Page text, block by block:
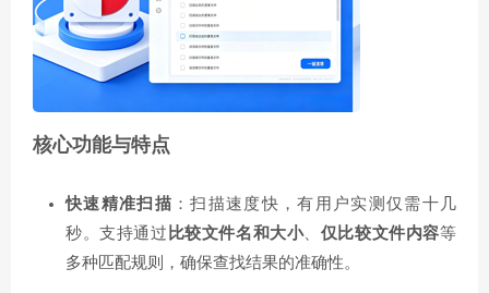
核心功能与特点
快速精准扫描 ：扫描速度快，有用户实测仅需十几
秒。支持通过 比较文件名和大小、 仅比较文件内容等
多种匹配规则，确保查找结果的准确性。